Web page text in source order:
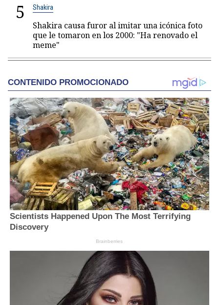
5 Shakira
Shakira causa furor al imitar una icónica foto
que le tomaron en los 2000: "Ha renovado el
meme"